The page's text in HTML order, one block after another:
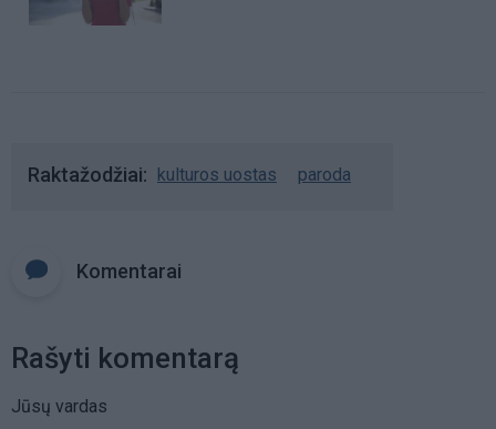
Raktažodžiai kulturos uostas paroda
Komentarai
Rašyti komentarą
Jūsų vardas